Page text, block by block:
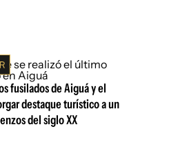
fusilados de Aiguá y el
destaque turístico a un
del siglo XX